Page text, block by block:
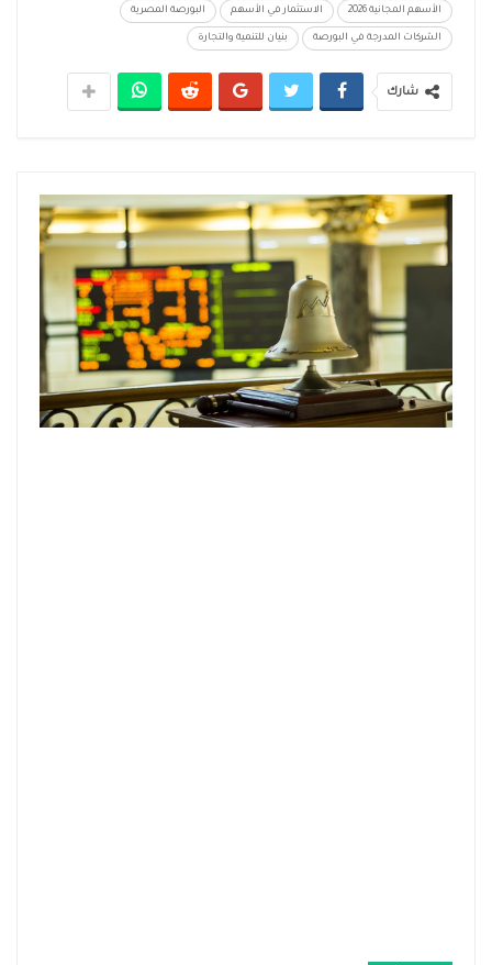
الأسهم المجانية 2026 الاستثمار في الأسهم البورصة المصرية
الشركات المدرجة في البورصة بنيان للتنمية والتجارة
شارك